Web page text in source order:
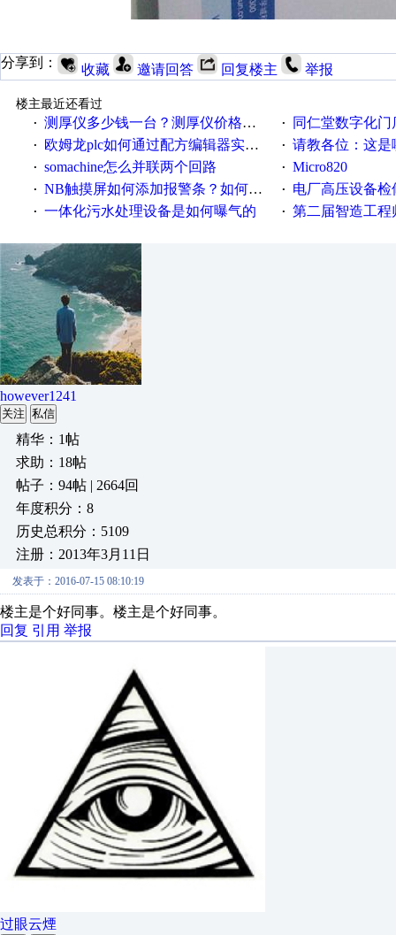
分享到： 收藏 邀请回答 回复楼主 举报
楼主最近还看过
· 测厚仪多少钱一台？测厚仪价格多少？ · 同仁堂数字化门店
· 欧姆龙plc如何通过配方编辑器实现NB配方功能？ · 请教各位：这是
· somachine怎么并联两个回路 · Micro820
· NB触摸屏如何添加报警条？如何登陆报警信息？ · 电厂高压设备
· 一体化污水处理设备是如何曝气的 · 第二届智造工程师节
however1241
关注 私信
精华：1帖
求助：18帖
帖子：94帖 | 2664回
年度积分：8
历史总积分：5109
注册：2013年3月11日
发表于：2016-07-15 08:10:19
楼主是个好同事。楼主是个好同事。
回复 引用 举报
过眼云煙